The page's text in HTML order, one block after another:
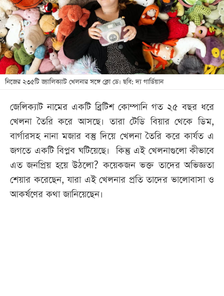
খেলা
বিনোদন
লাইফ
স্টাইল
শিক্ষা
সব
বিভাগ
ভিডিও
নিজের ২৩৫টি জ্যালিক্যাট খেলনার সঙ্গে ক্লো ডে। ছবি: দ্য গার্ডিয়ান
জেলিক্যাট নামের একটি ব্রিটিশ কোম্পানি গত ২৫ বছর ধরে
খেলনা তৈরি করে আসছে। তারা টেডি বিয়ার থেকে ডিম,
বার্গারসহ নানা মজার বস্তু দিয়ে খেলনা তৈরি করে কার্যত এ
জগতে একটি বিপ্লব ঘটিয়েছে। কিন্তু এই খেলনাগুলো কীভাবে
এত জনপ্রিয় হয়ে উঠলো? কয়েকজন ভক্ত তাদের অভিজ্ঞতা
শেয়ার করেছেন, যারা এই খেলনার প্রতি তাদের ভালোবাসা ও
আকর্ষণের কথা জানিয়েছেন।